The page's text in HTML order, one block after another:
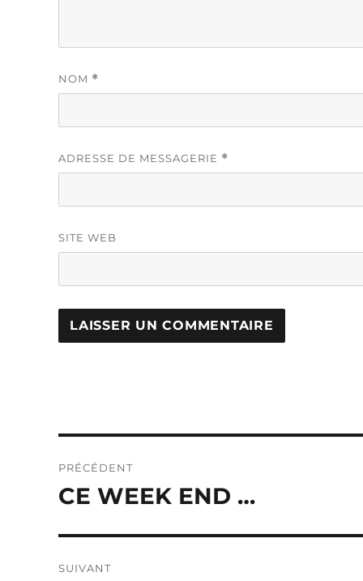
NOM *
ADRESSE DE MESSAGERIE *
SITE WEB
de
PRÉCÉDENT
Publication
CE WEEK END …
SUIVANT